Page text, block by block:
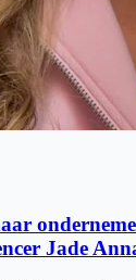
Jade